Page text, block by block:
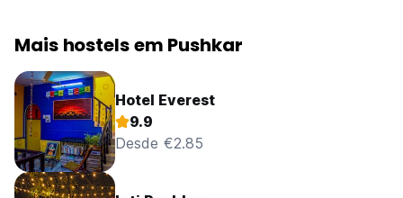
Mais hostels em Pushkar
Hotel Everest
9.9
Desde €2.85